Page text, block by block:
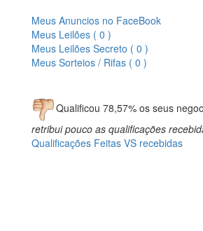
Meus Anuncios no FaceBook
Meus Leilões ( 0 )
Meus Leilões Secreto ( 0 )
Meus Sorteios / Rifas ( 0 )
Qualificou 78,57% os seus
retribui pouco as qualificações
Qualificações Feitas VS recebidas